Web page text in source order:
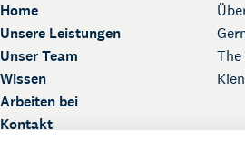
Home
Unsere Leistungen
Unser Team
Wissen
Arbeiten bei
Kontakt